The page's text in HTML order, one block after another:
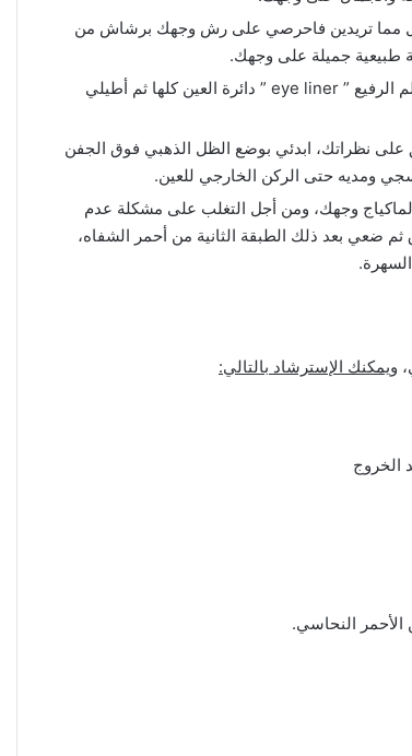
مما تريدين فاحرصي على رش وجهك برشاش من
طبيعية جميلة على وجهك.
أكملي ماكياج عينيك حتى النهاية وحددي بالقلم الرفيع ” eye liner ” دائرة العين كلها ثم أطيلي
على نظراتك، ابدئي بوضع الظل الذهبي فوق الجفن
ومديه حتى الركن الخارجي للعين.
وجهك، ومن أجل التغلب على مشكلة عدم
ضعي بعد ذلك الطبقة الثانية من أحمر الشفاه،
ويمكنك الإسترشاد بالتالي:
الخروج
النحاسي.